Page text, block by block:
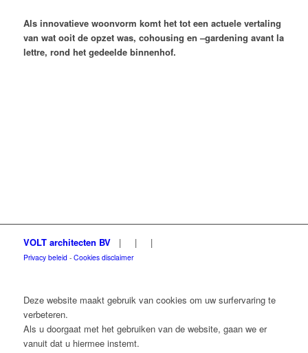
Als innovatieve woonvorm komt het tot een actuele vertaling
van wat ooit de opzet was, cohousing en –gardening avant la
lettre, rond het gedeelde binnenhof.
VOLT architecten BV| | |
Privacy beleid- Cookies disclaimer
Deze website maakt gebruik van cookies om uw surfervaring te
verbeteren.
Als u doorgaat met het gebruiken van de website, gaan we er
vanuit dat u hiermee instemt.